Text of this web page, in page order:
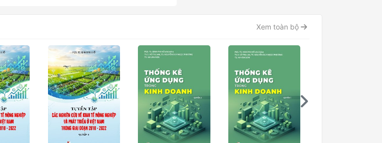
Xem toàn bộ